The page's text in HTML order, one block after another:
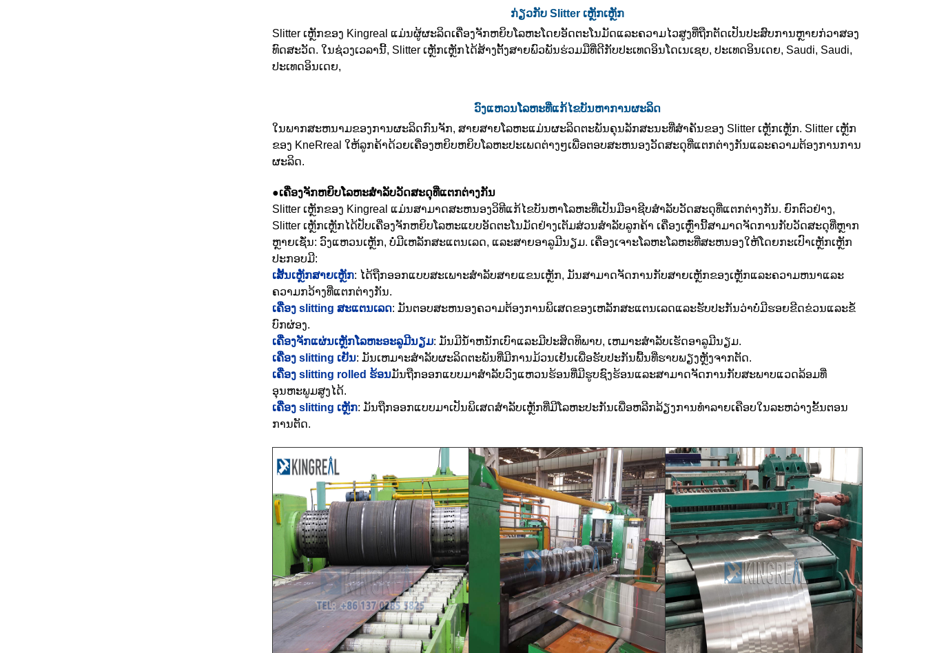
ກ່ຽວກັບ Slitter ເຫຼັກເຫຼັກ
Slitter ເຫຼັກຂອງ Kingreal ແມ່ນຜູ້ຜະລິດເຄື່ອງຈັກຫຍິບໂລຫະໂດຍອັດຕະໂນມັດແລະຄວາມໄວສູງທີ່ຖືກຕັດເປັນປະສົບການຫຼາຍກ່ວາສອງ
ທົດສະວັດ. ໃນຊ່ວງເວລານີ້, Slitter ເຫຼັກເຫຼັກໄດ້ສ້າງຕັ້ງສາຍພົວພັນຮ່ວມມືທີ່ດີກັບປະເທດອິນໂດເນເຊຍ, ປະເທດອິນເດຍ, Saudi, Saudi,
ປະເທດອິນເດຍ,
ວົງແຫວນໂລຫະທີ່ແກ້ໄຂບັນຫາການຜະລິດ
ໃນພາກສະຫນາມຂອງການຜະລິດກົນຈັກ, ສາຍສາຍໂລຫະແມ່ນຜະລິດຕະພັນຄຸນລັກສະນະທີ່ສໍາຄັນຂອງ Slitter ເຫຼັກເຫຼັກ. Slitter ເຫຼັກ
ຂອງ KneRreal ໃຫ້ລູກຄ້າດ້ວຍເຄື່ອງຫຍິບຫຍິບໂລຫະປະເພດຕ່າງໆເພື່ອຕອບສະຫນອງວັດສະດຸທີ່ແຕກຕ່າງກັນແລະຄວາມຕ້ອງການການ
ຜະລິດ.
●ເຄື່ອງຈັກຫຍິບໂລຫະສໍາລັບວັດສະດຸທີ່ແຕກຕ່າງກັນ
Slitter ເຫຼັກຂອງ Kingreal ແມ່ນສາມາດສະຫນອງວິທີແກ້ໄຂບັນຫາໂລຫະທີ່ເປັນມືອາຊີບສໍາລັບວັດສະດຸທີ່ແຕກຕ່າງກັນ. ຍົກຕົວຢ່າງ,
Slitter ເຫຼັກເຫຼັກໄດ້ປັບເຄື່ອງຈັກຫຍິບໂລຫະແບບອັດຕະໂນມັດຢ່າງເຕັມສ່ວນສໍາລັບລູກຄ້າ ເຄື່ອງເຫຼົ່ານີ້ສາມາດຈັດການກັບວັດສະດຸທີ່ຫຼາກ
ຫຼາຍເຊັ່ນ: ວົງແຫວນເຫຼັກ, ບໍ່ມີເຫລັກສະແຕນເລດ, ແລະສາຍອາລູມີນຽມ. ເຄື່ອງເຈາະໂລຫະໂລຫະທີ່ສະຫນອງໃຫ້ໂດຍກະເປົາເຫຼັກເຫຼັກ
ປະກອບມີ:
ເສັ້ນເຫຼັກສາຍເຫຼັກ: ໄດ້ຖືກອອກແບບສະເພາະສໍາລັບສາຍແຂນເຫຼັກ, ມັນສາມາດຈັດການກັບສາຍເຫຼັກຂອງເຫຼັກແລະຄວາມຫນາແລະ
ຄວາມກວ້າງທີ່ແຕກຕ່າງກັນ.
ເຄື່ອງ slitting ສະແຕນເລດ: ມັນຕອບສະຫນອງຄວາມຕ້ອງການພິເສດຂອງເຫລັກສະແຕນເລດແລະຮັບປະກັນວ່າບໍ່ມີຮອຍຂີດຂ່ວນແລະຂໍ້
ບົກຜ່ອງ.
ເຄື່ອງຈັກແຜ່ນເຫຼັກໂລຫະອະລູມີນຽມ: ມັນມີນ້ໍາຫນັກເບົາແລະມີປະສິດທິພາບ, ເຫມາະສໍາລັບເຮັດອາລູມີນຽມ.
ເຄື່ອງ slitting ເຢັນ: ມັນເຫມາະສໍາລັບຜະລິດຕະພັນທີ່ມີການມ້ວນເຢັນເພື່ອຮັບປະກັນພື້ນທີ່ຮາບພຽງຫຼັງຈາກຕັດ.
ເຄື່ອງ slitting rolled ຮ້ອນມັນຖືກອອກແບບມາສໍາລັບວົງແຫວນຮ້ອນທີ່ມີຮູບຊົງຮ້ອນແລະສາມາດຈັດການກັບສະພາບແວດລ້ອມທີ່
ອຸນຫະພູມສູງໄດ້.
ເຄື່ອງ slitting ເຫຼັກ: ມັນຖືກອອກແບບມາເປັນພິເສດສໍາລັບເຫຼັກທີ່ມີໂລຫະປະກັນເພື່ອຫລີກລ້ຽງການທໍາລາຍເຄືອບໃນລະຫວ່າງຂັ້ນຕອນ
ການຕັດ.